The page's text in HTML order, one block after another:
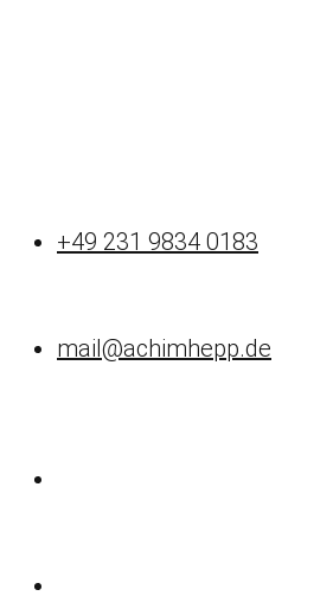
+49 231 9834 0183
mail@achimhepp.de